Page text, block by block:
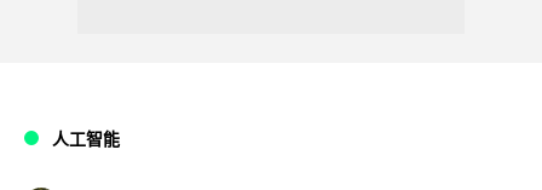
人工智能